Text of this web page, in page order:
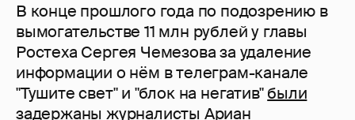
В конце прошлого года по подозрению в
вымогательстве 11 млн рублей у главы
Ростеха Сергея Чемезова за удаление
информации о нём в телеграм-канале
"Тушите свет" и "блок на негатив"были
задержаны журналисты Ариан